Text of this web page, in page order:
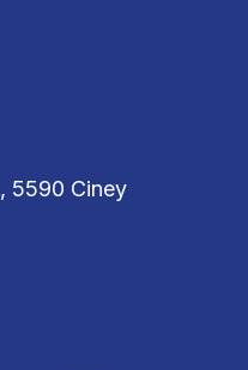
5590 Ciney